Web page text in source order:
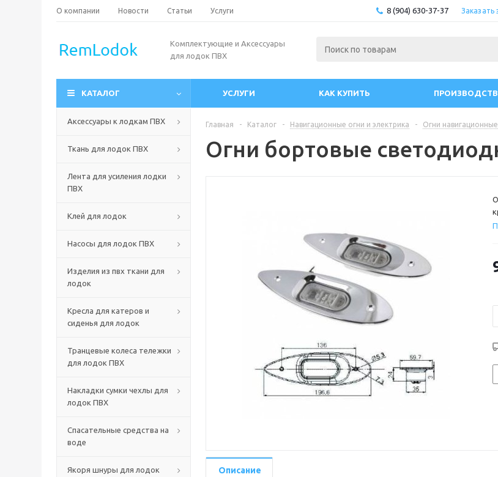
О компании Новости Статьи Услуги 8 (904) 630-37-37 Заказать
Комплектующие и Аксессуары
для лодок ПВХ
КАТАЛОГ УСЛУГИ КАК КУПИТЬ
Аксессуары к лодкам ПВХ
Ткань для лодок ПВХ
Лента для усиления лодки
ПВХ
Клей для лодок
Насосы для лодок ПВХ
Изделия из пвх ткани для
лодок
Кресла для катеров и
сиденья для лодок
Транцевые колеса тележки
для лодок ПВХ
Накладки сумки чехлы для
лодок ПВХ
Спасательные средства на
воде
Якоря шнуры для лодок
Главная - Каталог - Навигационные огни и электрика - Огни навигационные
Огни бортовые
Описание